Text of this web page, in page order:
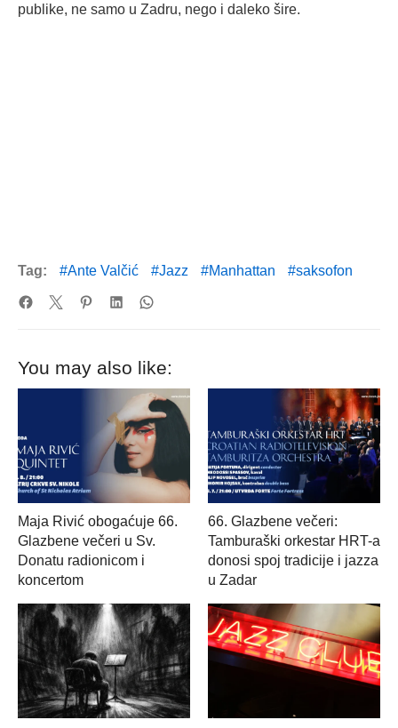
publike, ne samo u Zadru, nego i daleko šire.
Tag: Ante Valčić Jazz Manhattan saksofon
You may also like:
Maja Rivić obogaćuje 66.
Glazbene večeri u Sv.
Donatu radionicom i
koncertom
66. Glazbene večeri:
Tamburaški orkestar HRT-a
donosi spoj tradicije i jazza
u Zadar